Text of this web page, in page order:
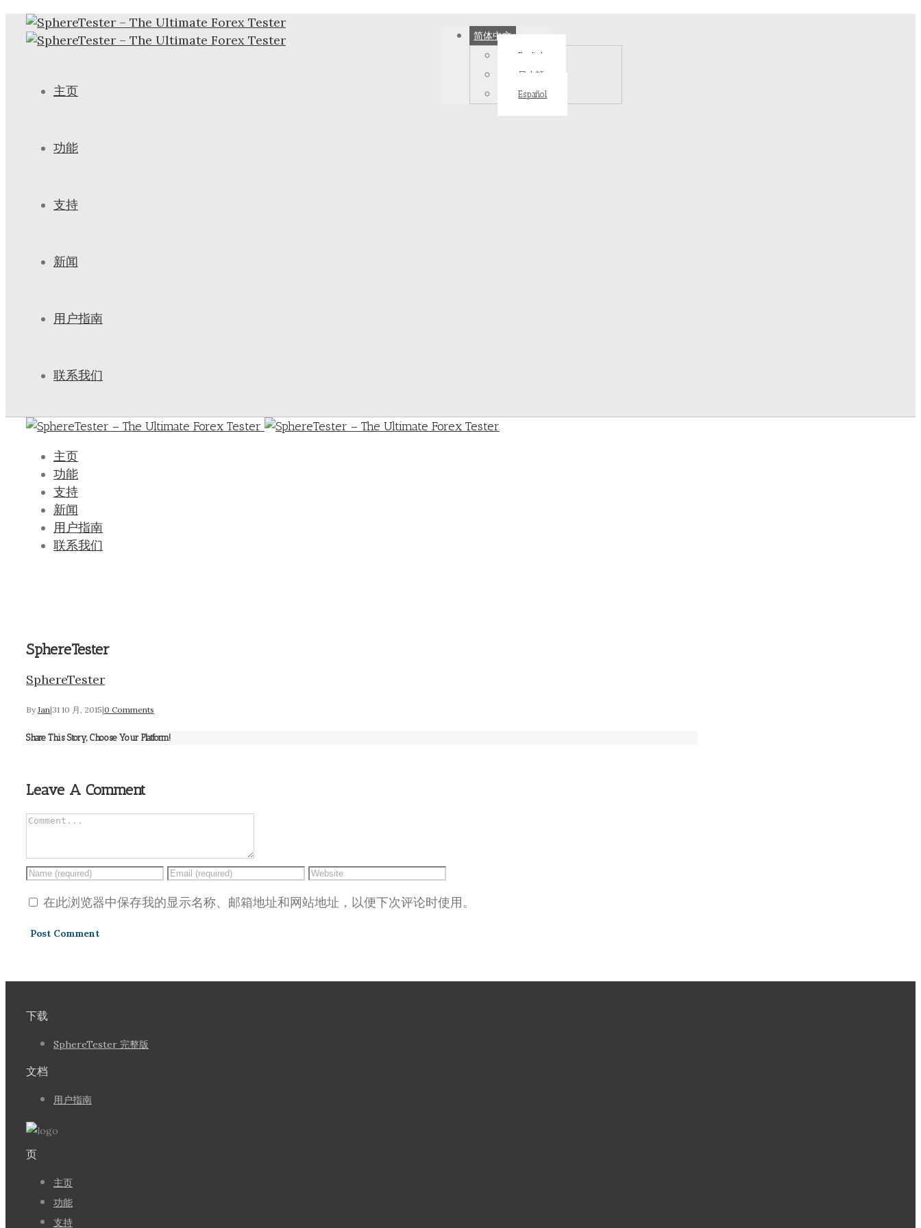
简体中文
English
日本語
Español
主页
功能
支持
新闻
用户指南
联系我们
主页
功能
支持
新闻
用户指南
联系我们
SphereTester
SphereTester
ByJan|31 10 月, 2015|0 Comments
Share This Story, Choose Your Platform!
Leave A Comment
在此浏览器中保存我的显示名称、邮箱地址和网站地址，以便下次评论时使用。
下载
SphereTester 完整版
文档
用户指南
页
主页
功能
支持